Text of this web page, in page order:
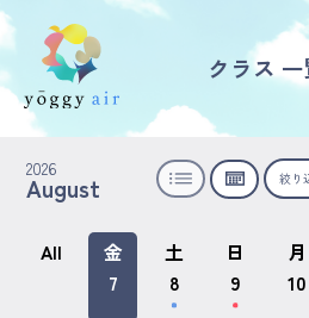
受講の流れ
料金について
インストラクター一覧
FAQ / お問い合わせ
クラス
2026
August 絞り
All
金
7
土
8
日
9
月
10